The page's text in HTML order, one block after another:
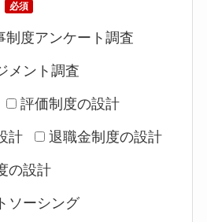
必須
制度アンケート調査
メント調査
評価制度の設計
計 退職金制度の設計
の設計
ソーシング